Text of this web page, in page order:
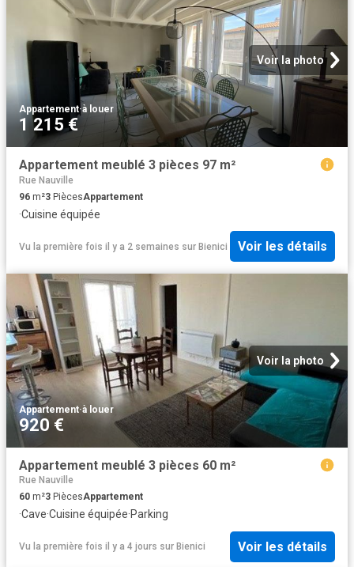
Voir la photo
Appartement·à louer
1 215 €
Appartement meublé 3 pièces 97 m²
Rue Nauville
96 m²3 PiècesAppartement
·Cuisine équipée
Vu la première fois il y a 2 semaines sur Bienici Voir les détails
Voir la photo
Appartement·à louer
920 €
Appartement meublé 3 pièces 60 m²
Rue Nauville
60 m²3 PiècesAppartement
·Cave·Cuisine équipée·Parking
Vu la première fois il y a 4 jours sur Bienici Voir les détails